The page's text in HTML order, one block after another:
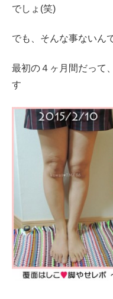
でしょ(笑)
でも、そんな事ないん
最初の４ヶ月間だって
す